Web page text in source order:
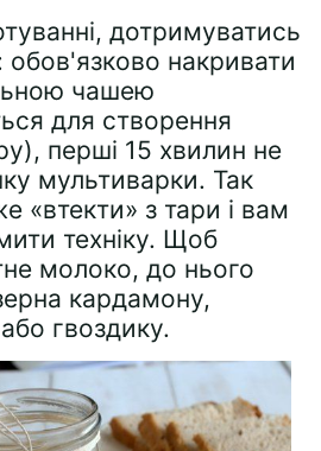
дотримуватись
обов'язково накривати
чашею
для створення
перші 15 хвилин не
мультиварки. Так
«втекти» з тари і вам
техніку. Щоб
молоко, до нього
кардамону,
гвоздику.